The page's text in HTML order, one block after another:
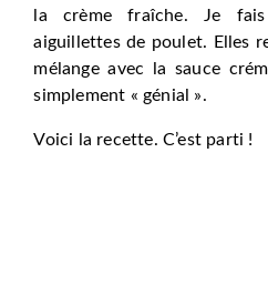
la crème fraîche. Je
aiguillettes de poulet. Elles
mélange avec la sauce
simplement « génial ».
Voici la recette. C’est parti !